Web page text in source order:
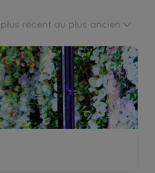
récent au plus ancien